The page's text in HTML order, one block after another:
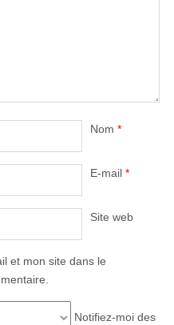
Nom *
E-mail *
Site web
et mon site dans le
Notifiez-moi des